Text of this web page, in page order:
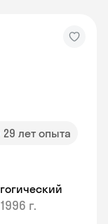
29 лет опыта
1996 г.